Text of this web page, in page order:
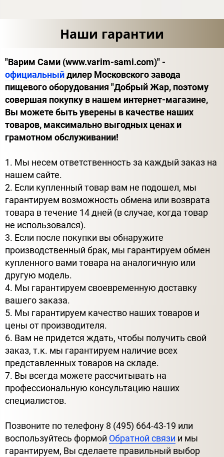
Наши гарантии
"Варим Сами (www.varim-sami.com)" -
официальныйдилер Московского завода
пищевого оборудования "Добрый Жар, поэтому
совершая покупку в нашем интернет-магазине,
Вы можете быть уверены в качестве наших
товаров, максимально выгодных ценах и
грамотном обслуживании!
1. Мы несем ответственность за каждый заказ на
нашем сайте.
2. Если купленный товар вам не подошел, мы
гарантируем возможность обмена или возврата
товара в течение 14 дней (в случае, когда товар
не использовался).
3. Если после покупки вы обнаружите
производственный брак, мы гарантируем обмен
купленного вами товара на аналогичную или
другую модель.
4. Мы гарантируем своевременную доставку
вашего заказа.
5. Мы гарантируем качество наших товаров и
цены от производителя.
6. Вам не придется ждать, чтобы получить свой
заказ, т.к. мы гарантируем наличие всех
представленных товаров на складе.
7. Вы всегда можете рассчитывать на
профессиональную консультацию наших
специалистов.
Позвоните по телефону 8 (495) 664-43-19 или
воспользуйтесь формой Обратной связи и мы
гарантируем, Вы сделаете правильный выбор